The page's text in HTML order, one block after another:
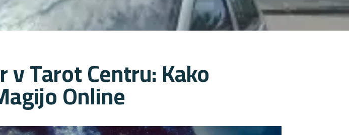
Tarot Centru: Kako
Online